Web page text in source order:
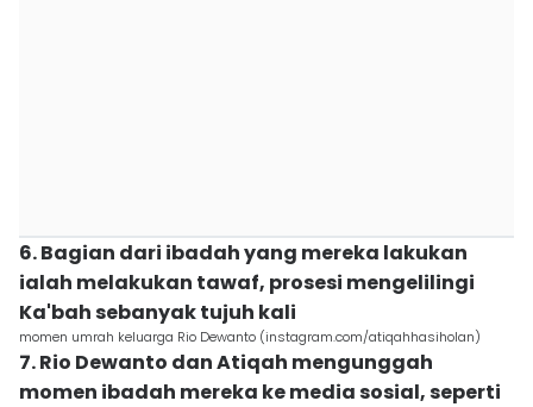
6. Bagian dari ibadah yang mereka lakukan
ialah melakukan tawaf, prosesi mengelilingi
Ka'bah sebanyak tujuh kali
momen umrah keluarga Rio Dewanto (instagram.com/atiqahhasiholan)
7. Rio Dewanto dan Atiqah mengunggah
momen ibadah mereka ke media sosial, seperti